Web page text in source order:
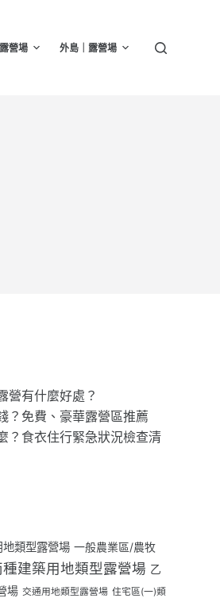
營場 外島｜露營場
營有什麼好處？
？免費、豪華露營區推薦
？食衣住行緊急狀況檢查清
類型露營場 一般農業區/農牧
種建築用地類型露營場 乙
場 交通用地類型露營場 住宅區(一)類